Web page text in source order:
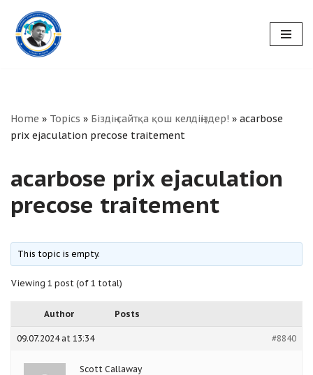
Skip
to
Home » Topics » Біздің сайтқа қош келдіңіздер! » acarbose
prix ejaculation precose traitement
acarbose prix ejaculation
precose traitement
This topic is empty.
Viewing 1 post (of 1 total)
Author Posts
09.07.2024 at 13:34 #8840
Scott Callaway